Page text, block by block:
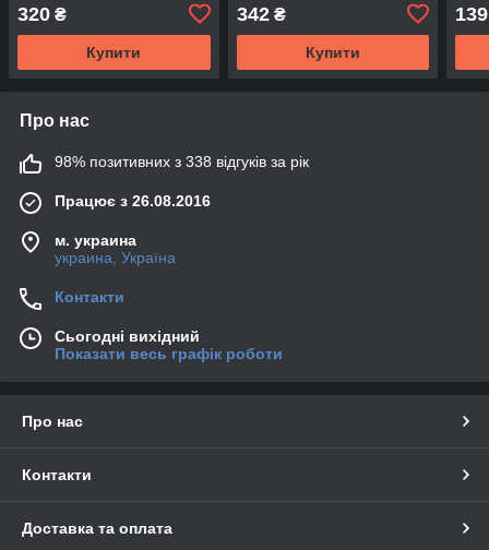
320 ₴
Купити
342₴
Купити
139
Про нас
98% позитивних з 338 відгуків за рік
Працює з 26.08.2016
м. украина
украина, Україна
Контакти
Сьогодні вихідний
Показати весь графік роботи
Про нас
Контакти
Доставка та оплата